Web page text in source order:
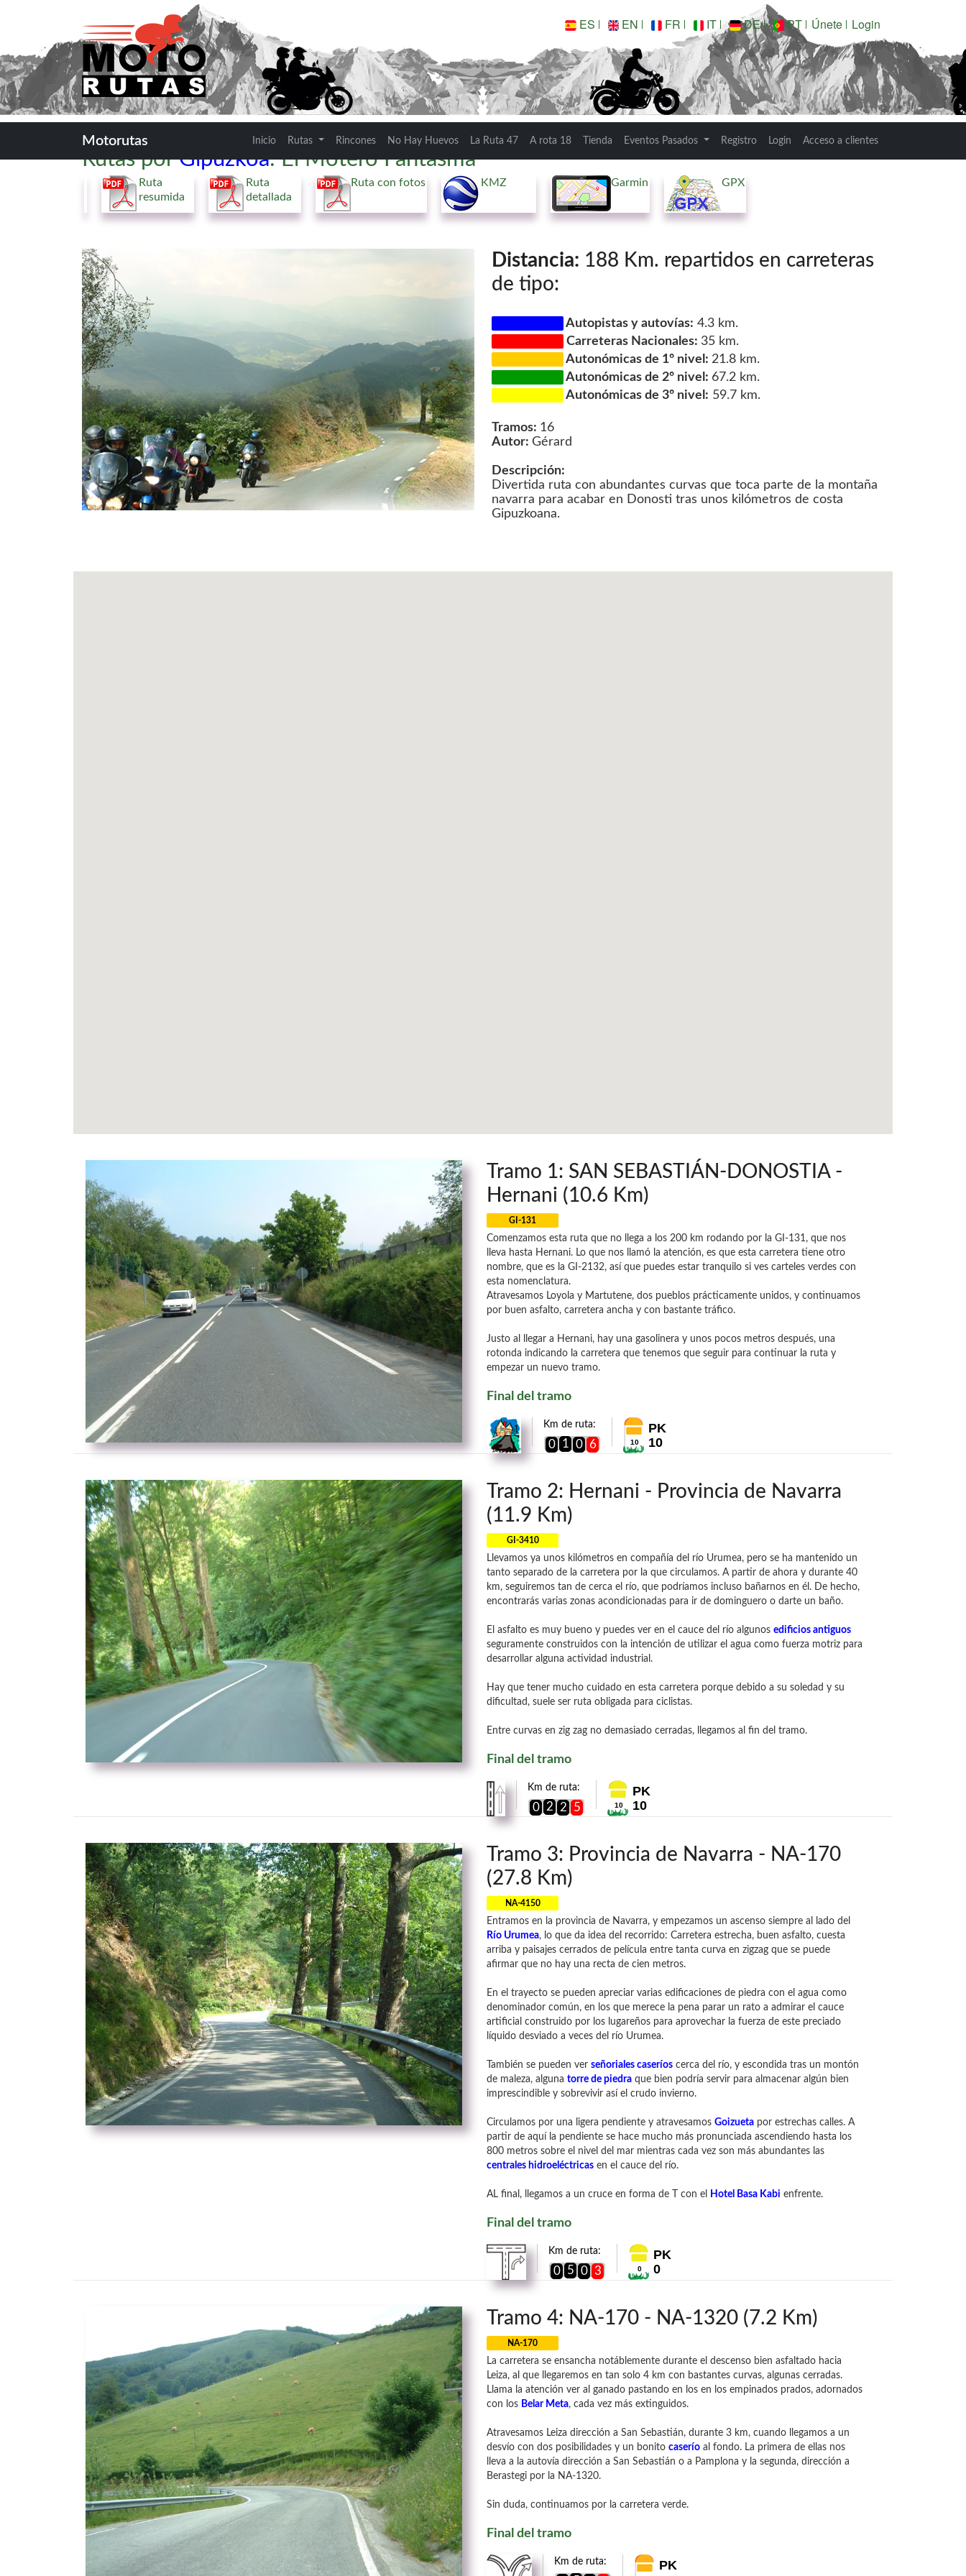
ES EN FR IT DE PT Únete Login
Motorutas Inicio Rutas Rincones No Hay Huevos La Ruta 47 A rota 18 Tienda Eventos Pasados Registro Login Acceso a clientes
Rutas porGipuzkoa: El Motero Fantasma
Ruta
resumida
Ruta
detallada
Ruta con fotos KMZ Garmin GPX
Distancia: 188 Km. repartidos en carreteras
de tipo:
Autopistas y autovías: 4.3 km.
Carreteras Nacionales: 35 km.
Autonómicas de 1º nivel: 21.8 km.
Autonómicas de 2º nivel: 67.2 km.
Autonómicas de 3º nivel: 59.7 km.
Tramos: 16
Autor: Gérard
Descripción:
Divertida ruta con abundantes curvas que toca parte de la montaña
navarra para acabar en Donosti tras unos kilómetros de costa
Gipuzkoana.
Tramo 1: SAN SEBASTIÁN-DONOSTIA -
Hernani (10.6 Km)
GI-131
Comenzamos esta ruta que no llega a los 200 km rodando por la GI-131, que nos
lleva hasta Hernani. Lo que nos llamó la atención, es que esta carretera tiene otro
nombre, que es la GI-2132, así que puedes estar tranquilo si ves carteles verdes con
esta nomenclatura.
Atravesamos Loyola y Martutene, dos pueblos prácticamente unidos, y continuamos
por buen asfalto, carretera ancha y con bastante tráfico.
Justo al llegar a Hernani, hay una gasolinera y unos pocos metros después, una
rotonda indicando la carretera que tenemos que seguir para continuar la ruta y
empezar un nuevo tramo.
Final del tramo
Km de ruta:
0 1 0 6 10
PK
10
Tramo 2: Hernani - Provincia de Navarra
(11.9 Km)
GI-3410
Llevamos ya unos kilómetros en compañía del río Urumea, pero se ha mantenido un
tanto separado de la carretera por la que circulamos. A partir de ahora y durante 40
km, seguiremos tan de cerca el río, que podríamos incluso bañarnos en él. De hecho,
encontrarás varias zonas acondicionadas para ir de dominguero o darte un baño.
El asfalto es muy bueno y puedes ver en el cauce del río algunos edificios antiguos
seguramente construidos con la intención de utilizar el agua como fuerza motriz para
desarrollar alguna actividad industrial.
Hay que tener mucho cuidado en esta carretera porque debido a su soledad y su
dificultad, suele ser ruta obligada para ciclistas.
Entre curvas en zig zag no demasiado cerradas, llegamos al fin del tramo.
Final del tramo
Km de ruta:
0 2 2 5 10
PK
10
Tramo 3: Provincia de Navarra - NA-170
(27.8 Km)
NA-4150
Entramos en la provincia de Navarra, y empezamos un ascenso siempre al lado del
Río Urumea, lo que da idea del recorrido: Carretera estrecha, buen asfalto, cuesta
arriba y paisajes cerrados de película entre tanta curva en zigzag que se puede
afirmar que no hay una recta de cien metros.
En el trayecto se pueden apreciar varias edificaciones de piedra con el agua como
denominador común, en los que merece la pena parar un rato a admirar el cauce
artificial construido por los lugareños para aprovechar la fuerza de este preciado
líquido desviado a veces del río Urumea.
También se pueden ver señoriales caseríos cerca del río, y escondida tras un montón
de maleza, alguna torre de piedra que bien podría servir para almacenar algún bien
imprescindible y sobrevivir así el crudo invierno.
Circulamos por una ligera pendiente y atravesamos Goizueta por estrechas calles. A
partir de aquí la pendiente se hace mucho más pronunciada ascendiendo hasta los
800 metros sobre el nivel del mar mientras cada vez son más abundantes las
centrales hidroeléctricas en el cauce del río.
AL final, llegamos a un cruce en forma de T con el Hotel Basa Kabi enfrente.
Final del tramo
Km de ruta:
0 5 0 3 0
PK
0
Tramo 4: NA-170 - NA-1320 (7.2 Km)
NA-170
La carretera se ensancha notáblemente durante el descenso bien asfaltado hacia
Leiza, al que llegaremos en tan solo 4 km con bastantes curvas, algunas cerradas.
Llama la atención ver al ganado pastando en los en los empinados prados, adornados
con los Belar Meta, cada vez más extinguidos.
Atravesamos Leiza dirección a San Sebastián, durante 3 km, cuando llegamos a un
desvío con dos posibilidades y un bonito caserío al fondo. La primera de ellas nos
lleva a la autovía dirección a San Sebastián o a Pamplona y la segunda, dirección a
Berastegi por la NA-1320.
Sin duda, continuamos por la carretera verde.
Final del tramo
Km de ruta: PK